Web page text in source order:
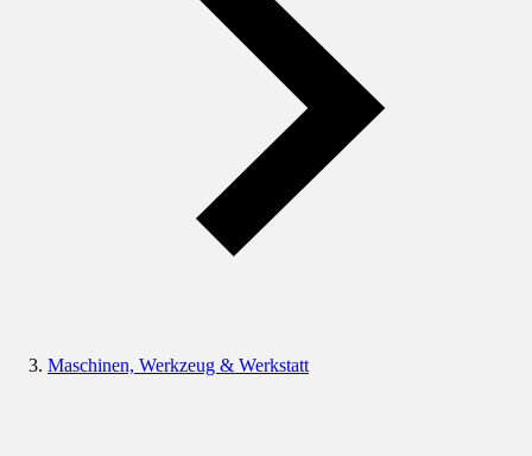
Maschinen, Werkzeug & Werkstatt